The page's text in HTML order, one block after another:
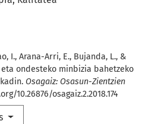
I., Arana-Arri, E., Bujanda, L., &
eta ondesteko minbizia bahetzeko
Osagaiz: Osasun-Zientzien
10.26876/osagaiz.2.2018.174